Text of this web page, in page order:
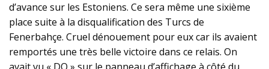
d’avance sur les Estoniens. Ce sera même une sixième
place suite à la disqualification des Turcs de
Fenerbahçe. Cruel dénouement pour eux car ils avaient
remportés une très belle victoire dans ce relais. On